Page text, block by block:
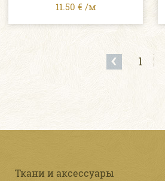
11.50 € /м
1
Ткани и аксессуары